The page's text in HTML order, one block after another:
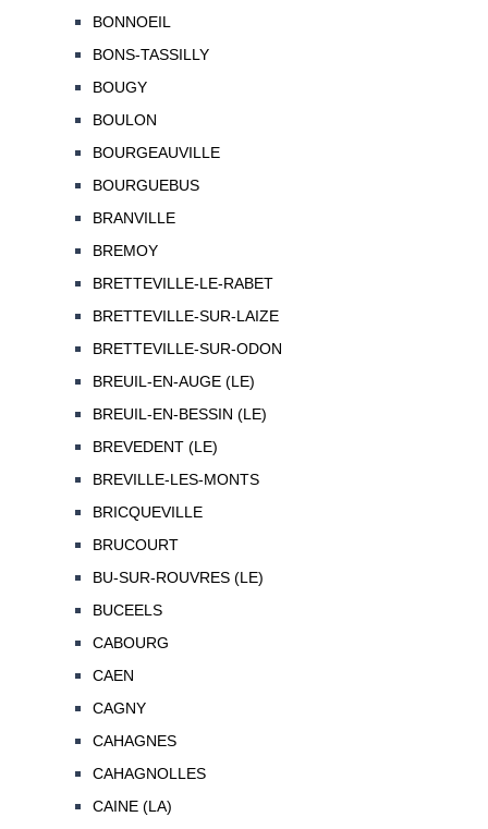
BONNOEIL
BONS-TASSILLY
BOUGY
BOULON
BOURGEAUVILLE
BOURGUEBUS
BRANVILLE
BREMOY
BRETTEVILLE-LE-RABET
BRETTEVILLE-SUR-LAIZE
BRETTEVILLE-SUR-ODON
BREUIL-EN-AUGE (LE)
BREUIL-EN-BESSIN (LE)
BREVEDENT (LE)
BREVILLE-LES-MONTS
BRICQUEVILLE
BRUCOURT
BU-SUR-ROUVRES (LE)
BUCEELS
CABOURG
CAEN
CAGNY
CAHAGNES
CAHAGNOLLES
CAINE (LA)